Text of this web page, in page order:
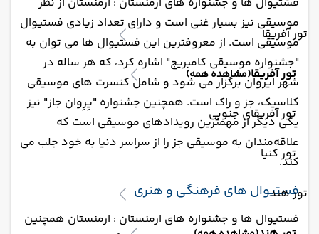
تور آفریقا
تور آفریقا(مشاهده همه)
تور آفریقای جنوبی
تور کنیا
تور هند
موسیقی نیز بسیار غنی است و دارای تعداد زیادی فستیوال
موسیقی است. از معروفترین این فستیوال ها می توان به
"جشنواره موسیقی کامبریج" اشاره کرد، که هر ساله در
شهر ایروان برگزار می شود و شامل کنسرت های موسیقی
کلاسیک، جز و راک است. همچنین جشنواره "یِرِوان جاز" نیز
یکی دیگر از مهمترین رویدادهای موسیقی است که
علاقه‌مندان به موسیقی جز را از سراسر دنیا به خود جلب می
کند.
فستیوال های فرهنگی و هنری
فستیوال ها و جشنواره های ارمنستان : ارمنستان همچنین